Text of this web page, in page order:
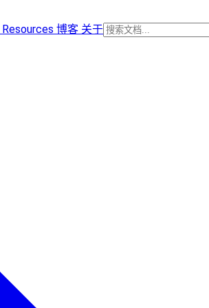
Resources 博客 关于